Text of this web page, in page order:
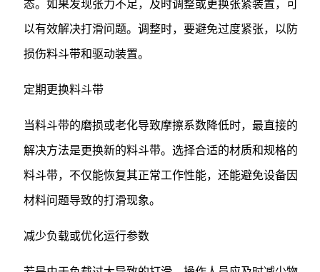
态。如果发现张力不足，及时调整或更换张紧装置，可
以有效解决打滑问题。调整时，要避免过度紧张，以防
损伤料斗带和驱动装置。
定期更换料斗带
当料斗带的磨损或老化导致摩擦系数降低时，最直接的
解决方法是更换新的料斗带。选择合适的材质和规格的
料斗带，不仅能恢复其正常工作性能，还能避免设备因
材料问题导致的打滑现象。
减少负载或优化运行参数